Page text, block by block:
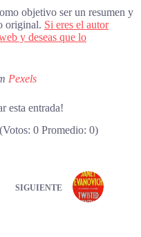
objetivo ser un resumen y
original. Si eres el autor
y deseas que lo
Pexels
esta entrada!
(Votos: 0Promedio: 0)
SIGUIENTE